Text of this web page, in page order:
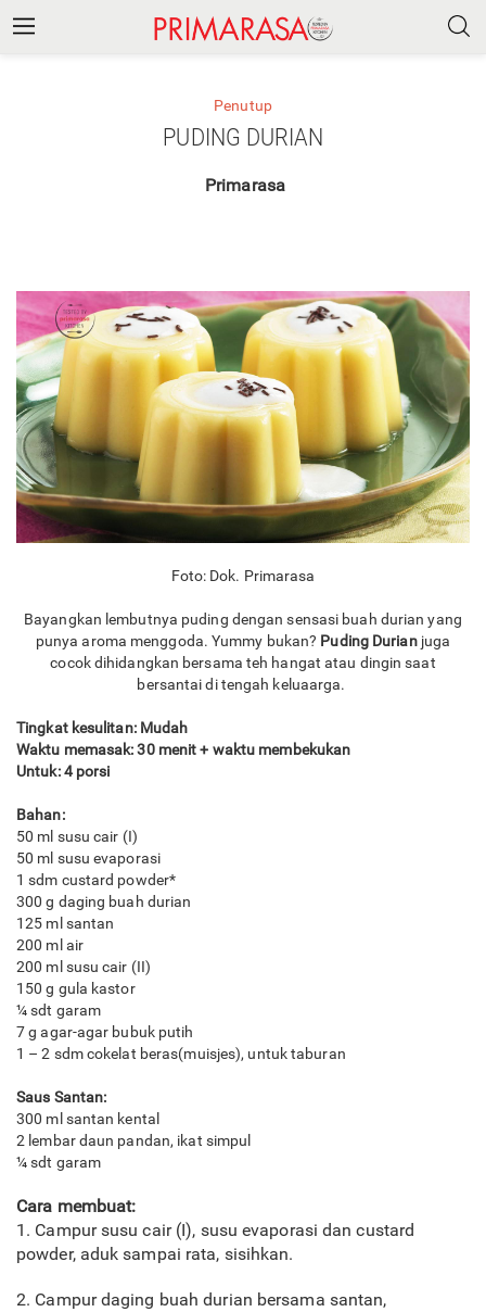
Penutup
PUDING DURIAN
Primarasa
Foto: Dok. Primarasa
Bayangkan lembutnya puding dengan sensasi buah durian yang
punya aroma menggoda. Yummy bukan? Puding Durianjuga
cocok dihidangkan bersama teh hangat atau dingin saat
bersantai di tengah keluaarga.
Tingkat kesulitan: Mudah
Waktu memasak: 30 menit + waktu membekukan
Untuk: 4 porsi
Bahan:
50 ml susu cair (I)
50 ml susu evaporasi
1 sdm custard powder*
300 g daging buah durian
125 ml santan
200 ml air
200 ml susu cair (II)
150 g gula kastor
¼ sdt garam
7 g agar-agar bubuk putih
1 – 2 sdm cokelat beras(muisjes), untuk taburan
Saus Santan:
300 ml santan kental
2 lembar daun pandan, ikat simpul
¼ sdt garam
Cara membuat:
1. Campur susu cair (I), susu evaporasi dan custard
powder, aduk sampai rata, sisihkan.
2. Campur daging buah durian bersama santan,